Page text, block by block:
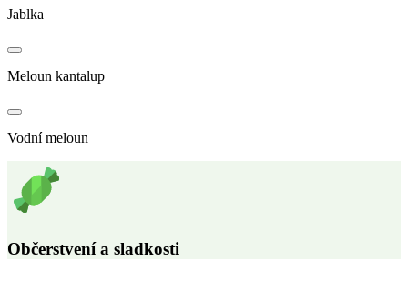
Jablka
Meloun kantalup
Vodní meloun
Občerstvení a sladkosti